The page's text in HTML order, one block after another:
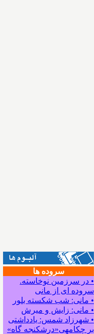
سروده ها
• در سرزمین نوخاسته.
سروده ای از مانی
• مانی: شب شکسته بلور
• مانی: زایش و میرش
• شهرزاد شمس: یادداشتی
بر چکامه‍ی«درشکنجه گاه»